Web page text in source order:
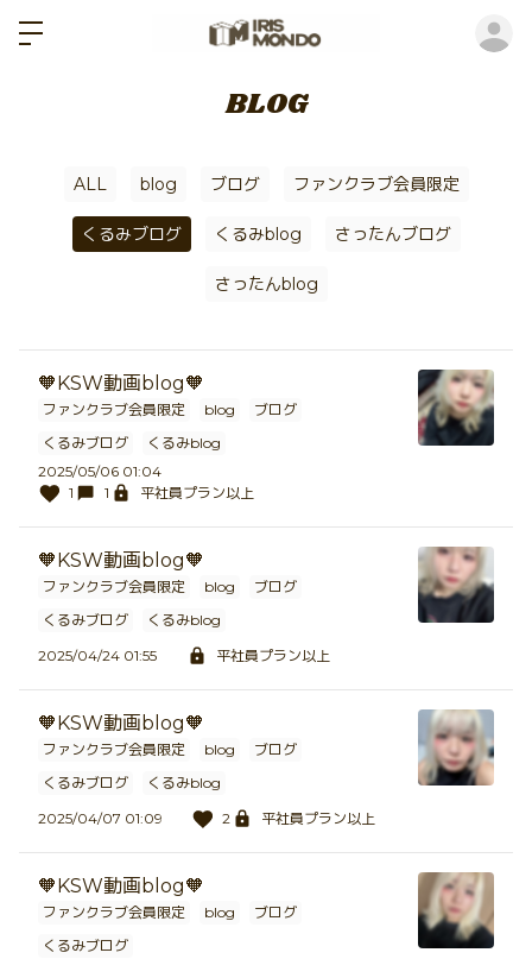
BLOG
ALL blog ブログ ファンクラブ会員限定
くるみブログ くるみblog さったんブログ
さったんblog
🧡KSW動画blog🧡
ファンクラブ会員限定 blog
ブログ
くるみブログ
くるみblog
2025/05/06 01:04
1
1 平社員プラン以上
🧡KSW動画blog🧡
ファンクラブ会員限定 blog
ブログ
くるみブログ
くるみblog
2025/04/24 01:55
平社員プラン以上
🧡KSW動画blog🧡
ファンクラブ会員限定 blog
ブログ
くるみブログ
くるみblog
2025/04/07 01:09
2 平社員プラン以上
🧡KSW動画blog🧡
ファンクラブ会員限定 blog
ブログ
くるみブログ